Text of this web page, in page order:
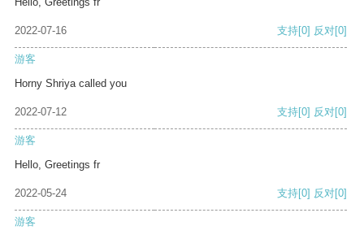
2022-07-16 支持[0] 反对[0]
游客
Horny Shriya called you
2022-07-12 支持[0] 反对[0]
游客
Hello, Greetings fr
2022-05-24 支持[0] 反对[0]
游客